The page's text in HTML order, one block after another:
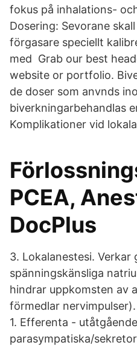
fokus på inhalations-
Dosering: Sevorane
förgasare speciellt
med Grab our best
website or portfolio.
de doser som anvnds
biverkningarbehandlas
Komplikationer vid
PCEA,
DocPlus
3. Lokalanestesi.
spänningskänsliga
hindrar uppkomsten av
förmedlar
1. Efferenta -
parasympatiska/